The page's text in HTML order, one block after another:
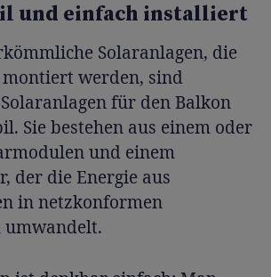
und einfach installiert
Solaranlagen, die
montiert werden, sind
für den Balkon
Sie bestehen aus einem oder
und einem
der die Energie aus
in netzkonformen
umwandelt.